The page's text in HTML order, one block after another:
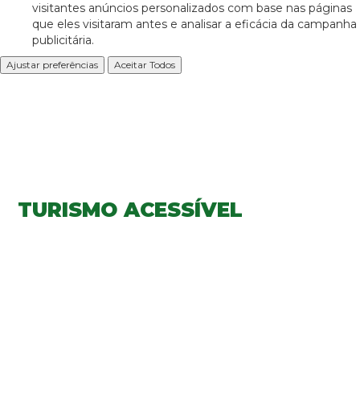
visitantes anúncios personalizados com base nas páginas
que eles visitaram antes e analisar a eficácia da campanha
publicitária.
Ajustar preferências Aceitar Todos
TURISMO ACESSÍVEL